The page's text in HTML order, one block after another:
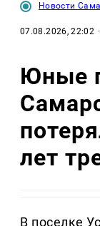
Новости
07.08.2026, 22:02 ·
Юные
лет
В поселке